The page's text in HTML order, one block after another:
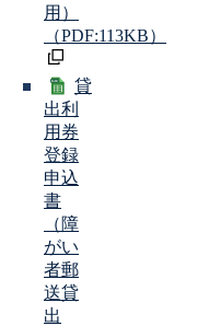
用）
（PDF:113KB）
貸
出利
用券
登録
申込
書
（障
がい
者郵
送貸
出